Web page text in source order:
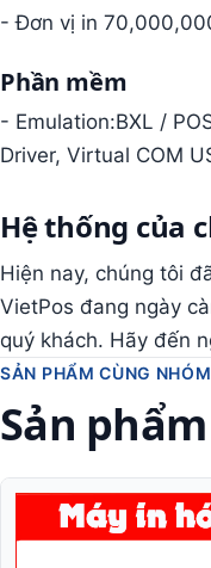
- Đơn vị in
Phần mềm
- Emulation:BXL /
Driver, Virtual COM
Hệ thống của
Hiện nay, chúng tôi
VietPos đang ngày
quý khách. Hãy đến
SẢN PHẨM CÙNG NHÓM
Sản